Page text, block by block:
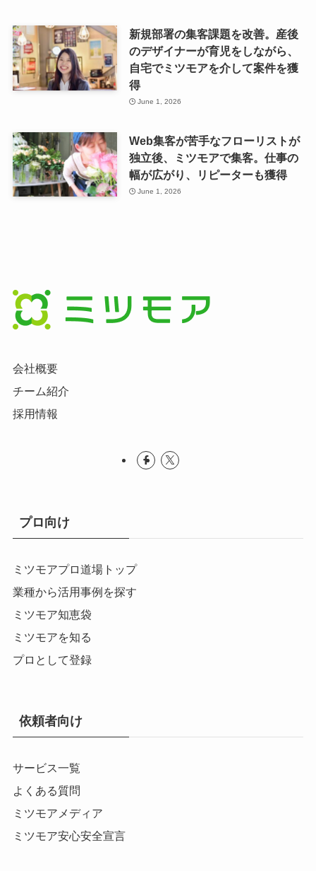
新規部署の集客課題を改善。産後
のデザイナーが育児をしながら、
自宅でミツモアを介して案件を獲
得
June 1, 2026
Web集客が苦手なフローリストが
独立後、ミツモアで集客。仕事の
幅が広がり、リピーターも獲得
June 1, 2026
会社概要
チーム紹介
採用情報
プロ向け
ミツモアプロ道場トップ
業種から活用事例を探す
ミツモア知恵袋
ミツモアを知る
プロとして登録
依頼者向け
サービス一覧
よくある質問
ミツモアメディア
ミツモア安心安全宣言